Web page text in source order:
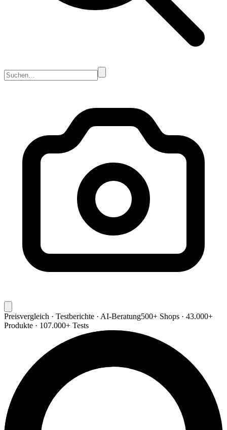
Preisvergleich · Testberichte · AI-Beratung500+ Shops · 43.000+
Produkte · 107.000+ Tests